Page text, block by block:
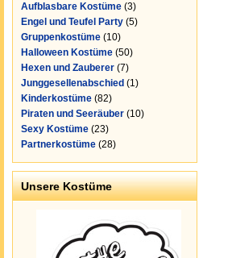
Aufblasbare Kostüme (3)
Engel und Teufel Party (5)
Gruppenkostüme (10)
Halloween Kostüme (50)
Hexen und Zauberer (7)
Junggesellenabschied (1)
Kinderkostüme (82)
Piraten und Seeräuber (10)
Sexy Kostüme (23)
Partnerkostüme (28)
Unsere Kostüme